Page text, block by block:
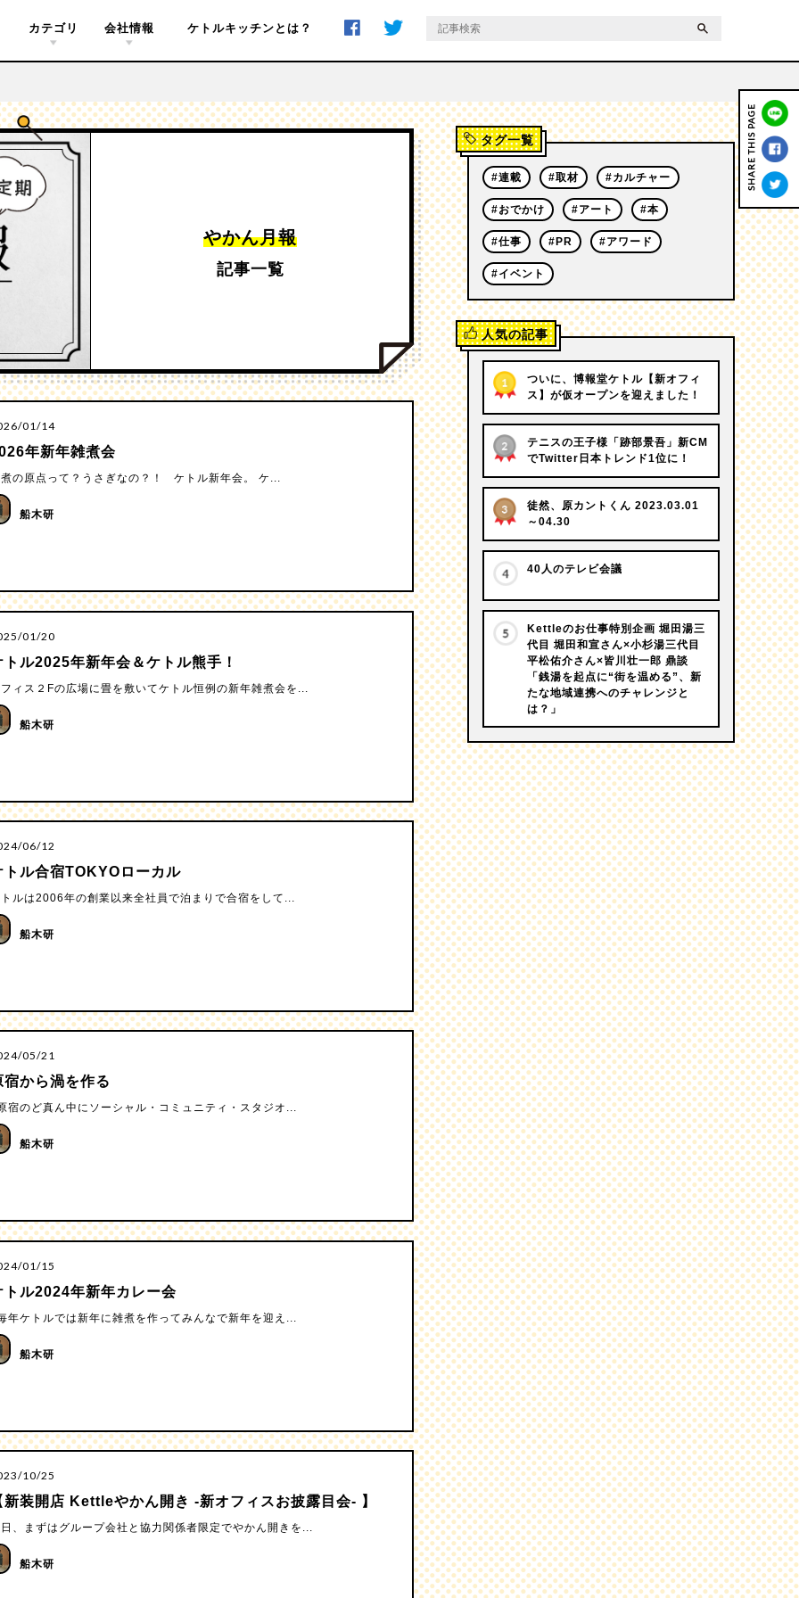
カテゴリ 会社情報 ケトルキッチンとは？
Award Member About Access Contact
SHARE THIS PAGE
やかん月報
記事一覧
01/14
年新年雑煮会
の原点って？うさぎなの？！ ケトル新年会。 ケ...
船木研
01/20
トル2025年新年会＆ケトル熊手！
ィス２Fの広場に畳を敷いてケトル恒例の新年雑煮会を...
船木研
06/12
トル合宿TOKYOローカル
ルは2006年の創業以来全社員で泊まりで合宿をして...
船木研
05/21
宿から渦を作る
のど真ん中にソーシャル・コミュニティ・スタジオ...
船木研
01/15
トル2024年新年カレー会
ケトルでは新年に雑煮を作ってみんなで新年を迎え...
船木研
10/25
新装開店 Kettleやかん開き -新オフィスお披露目会- 】
、まずはグループ会社と協力関係者限定でやかん開きを...
船木研
タグ一覧
#連載 #取材 #カルチャー
#おでかけ #アート #本
#仕事 #PR #アワード
#イベント
人気の記事
ついに、博報堂ケトル【新オフィ
ス】が仮オープンを迎えました！
テニスの王子様「跡部景吾」新CM
でTwitter日本トレンド1位に！
徒然、原カントくん 2023.03.01
～04.30
40人のテレビ会議
Kettleのお仕事特別企画 堀田湯三
代目 堀田和宣さん×小杉湯三代目
平松佑介さん×皆川壮一郎 鼎談
「銭湯を起点に“街を温める”、新
たな地域連携へのチャレンジと
は？」